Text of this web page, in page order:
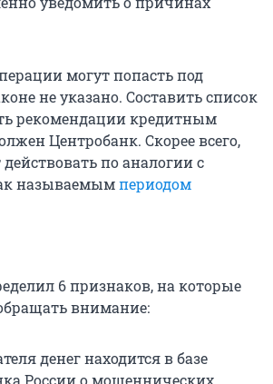
могут попасть под
не указано. Составить список
рекомендации кредитным
Центробанк. Скорее всего,
действовать по аналогии с
называемымпериодом
6 признаков, на которые
внимание:
денег находится в базе
России о мошеннических